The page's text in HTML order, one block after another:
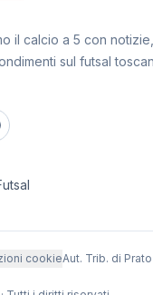
il calcio a 5 con notizie,
sul futsal
cookieAut. Trib. di